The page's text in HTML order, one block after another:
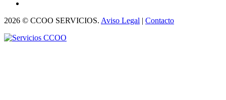
2026 © CCOO SERVICIOS. Aviso Legal | Contacto